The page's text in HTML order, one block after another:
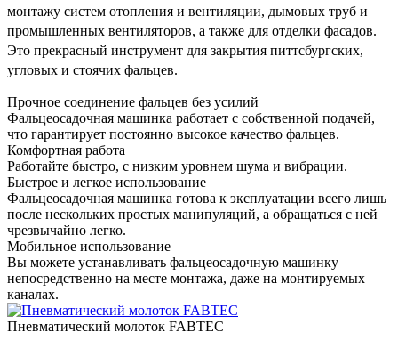
монтажу систем отопления и вентиляции, дымовых труб и
промышленных вентиляторов, а также для отделки фасадов.
Это прекрасный инструмент для закрытия питтсбургских,
угловых и стоячих фальцев.
Прочное соединение фальцев без усилий
Фальцеосадочная машинка работает с собственной подачей,
что гарантирует постоянно высокое качество фальцев.
Комфортная работа
Работайте быстро, с низким уровнем шума и вибрации.
Быстрое и легкое использование
Фальцеосадочная машинка готова к эксплуатации всего лишь
после нескольких простых манипуляций, а обращаться с ней
чрезвычайно легко.
Мобильное использование
Вы можете устанавливать фальцеосадочную машинку
непосредственно на месте монтажа, даже на монтируемых
каналах.
Пневматический молоток FABTEC